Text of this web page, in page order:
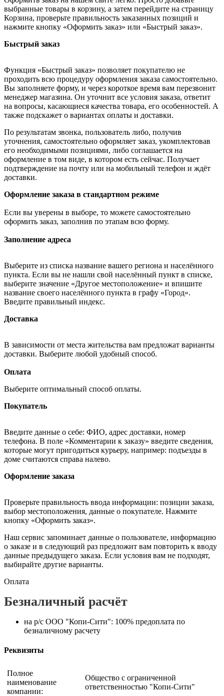
выбранные товары в корзину, а затем перейдите на страницу
Корзина, проверьте правильность заказанных позиций и
нажмите кнопку «Оформить заказ» или «Быстрый заказ».
Быстрый заказ
Функция «Быстрый заказ» позволяет покупателю не
проходить всю процедуру оформления заказа самостоятельно.
Вы заполняете форму, и через короткое время вам перезвонит
менеджер магазина. Он уточнит все условия заказа, ответит
на вопросы, касающиеся качества товара, его особенностей. А
также подскажет о вариантах оплаты и доставки.
По результатам звонка, пользователь либо, получив
уточнения, самостоятельно оформляет заказ, укомплектовав
его необходимыми позициями, либо соглашается на
оформление в том виде, в котором есть сейчас. Получает
подтверждение на почту или на мобильный телефон и ждёт
доставки.
Оформление заказа в стандартном режиме
Если вы уверены в выборе, то можете самостоятельно
оформить заказ, заполнив по этапам всю форму.
Заполнение адреса
Выберите из списка название вашего региона и населённого
пункта. Если вы не нашли свой населённый пункт в списке,
выберите значение «Другое местоположение» и впишите
название своего населённого пункта в графу «Город».
Введите правильный индекс.
Доставка
В зависимости от места жительства вам предложат варианты
доставки. Выберите любой удобный способ.
Оплата
Выберите оптимальный способ оплаты.
Покупатель
Введите данные о себе: ФИО, адрес доставки, номер
телефона. В поле «Комментарии к заказу» введите сведения,
которые могут пригодиться курьеру, например: подъезды в
доме считаются справа налево.
Оформление заказа
Проверьте правильность ввода информации: позиции заказа,
выбор местоположения, данные о покупателе. Нажмите
кнопку «Оформить заказ».
Наш сервис запоминает данные о пользователе, информацию
о заказе и в следующий раз предложит вам повторить к вводу
данные предыдущего заказа. Если условия вам не подходят,
выбирайте другие варианты.
Оплата
Безналичный расчёт
на р/с ООО "Копи-Сити": 100% предоплата по
безналичному расчету
Реквизиты
Полное
наименование
компании:
Общество с ограниченной
ответственностью "Копи-Сити"